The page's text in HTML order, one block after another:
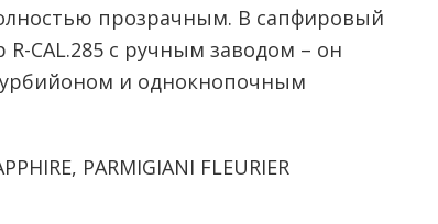
прозрачным. В сапфировый
R-CAL.285 с ручным заводом – он
и однокнопочным
PARMIGIANI FLEURIER